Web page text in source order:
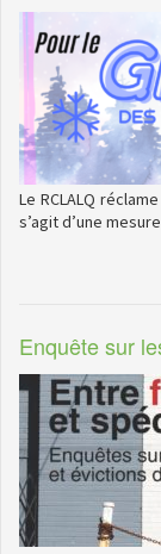
Le RCLALQ
s’agit d’une
Enquête sur